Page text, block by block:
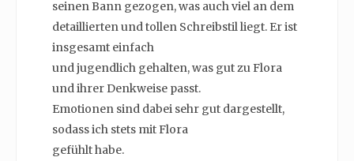
seinen Bann gezogen, was auch viel an dem
detaillierten und tollen Schreibstil liegt. Er ist
insgesamt einfach
und jugendlich gehalten, was gut zu Flora
und ihrer Denkweise passt.
Emotionen sind dabei sehr gut dargestellt,
sodass ich stets mit Flora
gefühlt habe.